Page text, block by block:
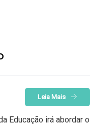
Leia Mais
Educação irá abordar o